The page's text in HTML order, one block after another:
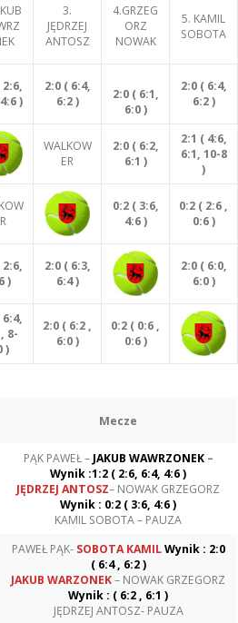
3.
JĘDRZEJ
ANTOSZ
4.GRZEG
ORZ
NOWAK
5. KAMIL
SOBOTA
)
2:0 ( 6:4,
6:2 )
2:0 ( 6:1,
6:0 )
2:0 ( 6:4,
6:2 )
WALKOW
ER
2:0 ( 6:2,
6:1 )
2:1 ( 4:6,
6:1, 10-8
)
0:2 ( 3:6,
4:6 )
0:2 ( 2:6 ,
0:6 )
2:6,
)
2:0 ( 6:3,
6:4 )
2:0 ( 6:0,
6:0 )
8-
)
2:0 ( 6:2 ,
6:0 )
0:2 ( 0:6 ,
0:6 )
Mecze
PĄK PAWEŁ – JAKUB WAWRZONEK–
Wynik :1:2 ( 2:6, 6:4, 4:6 )
JĘDRZEJ ANTOSZ– NOWAK GRZEGORZ
Wynik : 0:2 ( 3:6, 4:6 )
KAMIL SOBOTA – PAUZA
PAWEŁ PĄK- SOBOTA KAMIL Wynik : 2:0
( 6:4 , 6:2 )
JAKUB WARZONEK– NOWAK GRZEGORZ
Wynik : ( 6:2 , 6:1 )
JĘDRZEJ ANTOSZ- PAUZA